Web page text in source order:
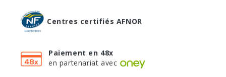
Centres certifiés AFNOR
Paiement en 48x
en partenariat avec